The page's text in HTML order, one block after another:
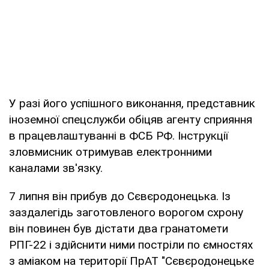
У разі його успішного виконання, представник
іноземної спецслужби обіцяв агенту сприяння
в працевлаштуванні в ФСБ РФ. Інструкції
зловмисник отримував електронними
каналами зв'язку.
7 липня він прибув до Сєвєродонецька. Із
заздалегідь заготовленого ворогом схрону
він повинен був дістати два гранатомети
РПГ-22 і здійснити ними постріли по ємностях
з аміаком на території ПрАТ "Сєвєродонецьке